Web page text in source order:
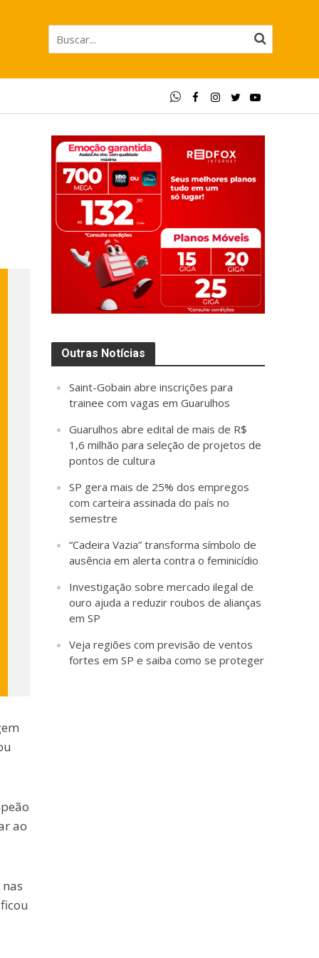
ao
Outras Notícias
Saint-Gobain abre inscrições para
trainee com vagas em Guarulhos
Guarulhos abre edital de mais de R$
1,6 milhão para seleção de projetos de
pontos de cultura
SP gera mais de 25% dos empregos
com carteira assinada do país no
semestre
“Cadeira Vazia” transforma símbolo de
ausência em alerta contra o feminicídio
Investigação sobre mercado ilegal de
ouro ajuda a reduzir roubos de alianças
em SP
Veja regiões com previsão de ventos
fortes em SP e saiba como se proteger